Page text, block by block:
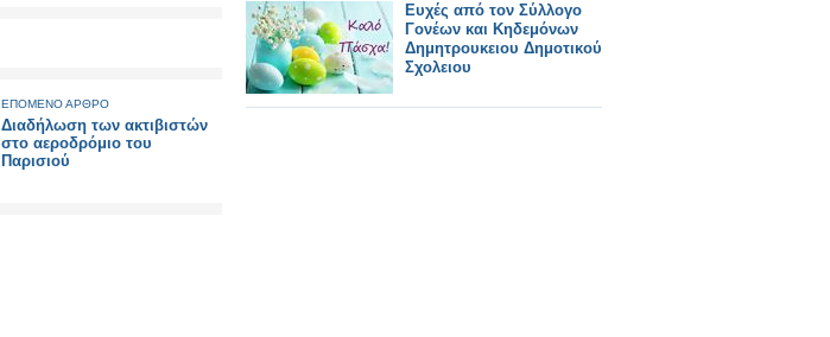
ΕΠΟΜΕΝΟ ΑΡΘΡΟ
Διαδήλωση των ακτιβιστών
στο αεροδρόμιο του
Παρισιού
Ευχές από τον Σύλλογο
Γονέων και Κηδεμόνων
Δημητρουκειου Δημοτικού
Σχολειου